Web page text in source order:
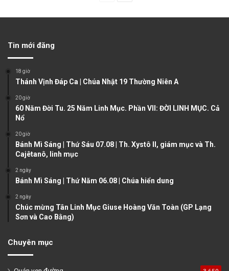
u
g
Tin mới đăng
18 giờ
Thánh Vịnh Đáp Ca | Chúa Nhật 19 Thường Niên A
20 giờ
60 Năm Đời Tu. 25 Năm Linh Mục. Phần VII: ĐỜI LINH MỤC. Cả
Nổ
20 giờ
Bánh Mì Sáng | Thứ Sáu 07.08 | Th. Xystô II, giám mục và Th.
Cajêtanô, linh mục
2 ngày
Bánh Mì Sáng | Thứ Năm 06.08 | Chúa hiển dung
2 ngày
Chúc mừng Tân Linh Mục Giuse Hoàng Văn Toàn (GP Lạng
Sơn và Cao Bằng)
Chuyên mục